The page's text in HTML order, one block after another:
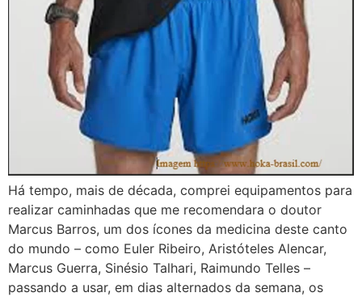
Há tempo, mais de década, comprei equipamentos para
realizar caminhadas que me recomendara o doutor
Marcus Barros, um dos ícones da medicina deste canto
do mundo – como Euler Ribeiro, Aristóteles Alencar,
Marcus Guerra, Sinésio Talhari, Raimundo Telles –
passando a usar, em dias alternados da semana, os